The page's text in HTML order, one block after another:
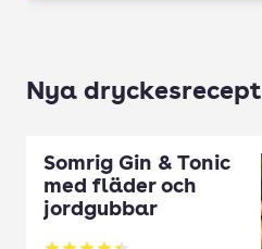
Nya dryckesrecept
Somrig Gin & Tonic
med fläder och
jordgubbar